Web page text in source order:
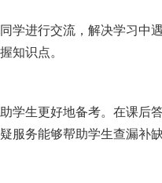
学进行交流，解决学习中
知识点。
学生更好地备考。在课后
服务能够帮助学生查漏补